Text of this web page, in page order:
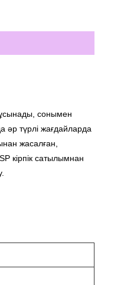
ұсынады, сонымен
әр түрлі жағдайларда
жасалған,
кірпік сатылымнан